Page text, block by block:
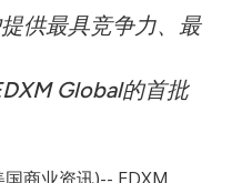
供最具竞争力、最
Global的首批
国商业资讯)-- EDXM